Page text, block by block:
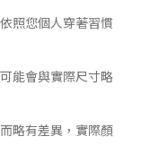
照您個人穿著習慣
能會與實際尺寸略
略有差異，實際顏